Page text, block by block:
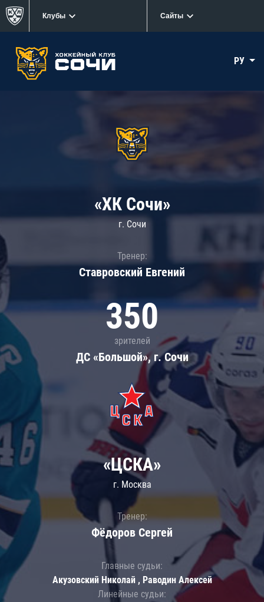
Клубы Сайты
РУ
«ХК Сочи»
г. Сочи
Тренер:
Ставровский Евгений
350
зрителей
ДС «Большой», г. Сочи
«ЦСКА»
г. Москва
Тренер:
Фёдоров Сергей
Главные судьи:
Акузовский Николай , Раводин Алексей
Линейные судьи: